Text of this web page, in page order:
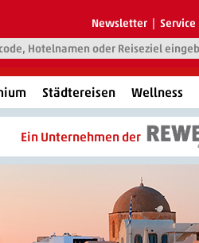
Newsletter Service
Städtereisen Wellness
Ein Unternehmen der